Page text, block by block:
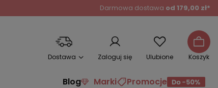
Darmowa dostawa od 179,00 zł*
Dostawa Zaloguj się Ulubione Koszyk
Blog Marki Promocje